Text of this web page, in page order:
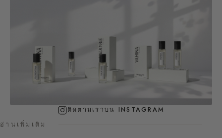
ติดตามเราบน INSTAGRAM
อ่านเพิ่มเติม